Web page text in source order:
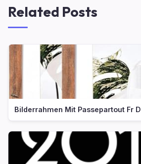
Related Posts
Bilderrahmen Mit Passepartout Fr